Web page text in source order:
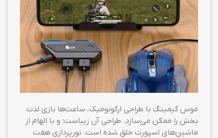
موس گیمینگ با طراحی ارگونومیک، ساعت‌ها بازی لذت
بخش را ممکن می‌سازد. طراحی آن زیباست؛ و با الهام از
ماشین‌های اسپورت خلق شده است. نورپردازی هفت